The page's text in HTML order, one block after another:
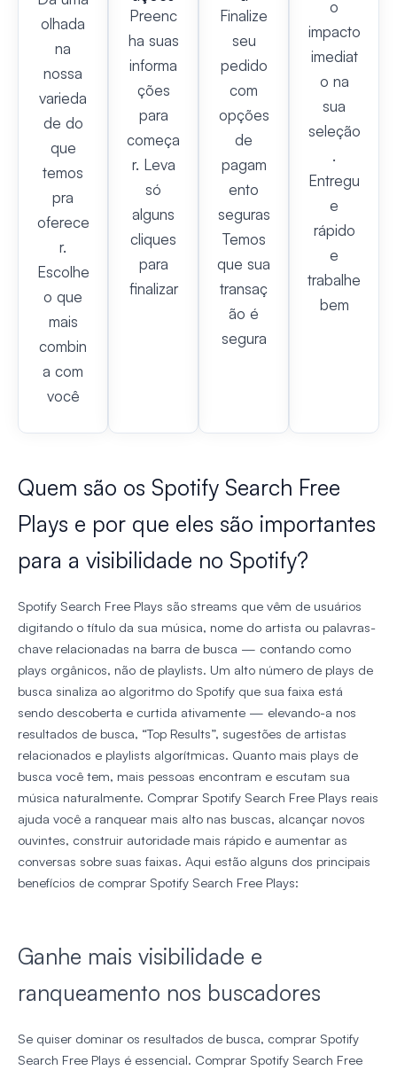
olhada
na
nossa
varieda
de do
que
temos
pra
oferece
r.
Escolhe
o que
mais
combin
a com
você
Preenc
ha suas
informa
ções
para
começa
r. Leva
só
alguns
cliques
para
finalizar
Finalize
seu
pedido
com
opções
de
pagam
ento
seguras
Temos
que sua
transaç
ão é
segura
o
impacto
imediat
o na
sua
seleção
.
Entregu
e
rápido
e
trabalhe
bem
Quem são os Spotify Search Free
Plays e por que eles são importantes
para a visibilidade no Spotify?
Spotify Search Free Plays são streams que vêm de usuários
digitando o título da sua música, nome do artista ou palavras-
chave relacionadas na barra de busca — contando como
plays orgânicos, não de playlists. Um alto número de plays de
busca sinaliza ao algoritmo do Spotify que sua faixa está
sendo descoberta e curtida ativamente — elevando-a nos
resultados de busca, “Top Results”, sugestões de artistas
relacionados e playlists algorítmicas. Quanto mais plays de
busca você tem, mais pessoas encontram e escutam sua
música naturalmente. Comprar Spotify Search Free Plays reais
ajuda você a ranquear mais alto nas buscas, alcançar novos
ouvintes, construir autoridade mais rápido e aumentar as
conversas sobre suas faixas. Aqui estão alguns dos principais
benefícios de comprar Spotify Search Free Plays:
Ganhe mais visibilidade e
ranqueamento nos buscadores
Se quiser dominar os resultados de busca, comprar Spotify
Search Free Plays é essencial. Comprar Spotify Search Free